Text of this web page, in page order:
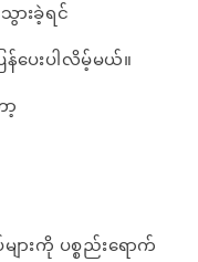
းခဲ့ရင်
ေးပါလိမ့်မယ်။
ားကို ပစ္စည်းရောက်